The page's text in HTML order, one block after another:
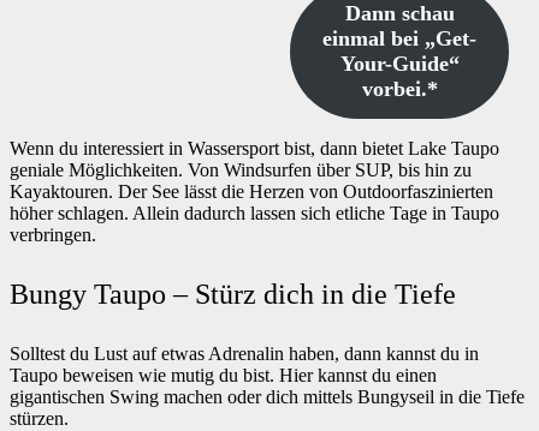
Dann schau
einmal bei „Get-
Your-Guide“
vorbei.*
Wenn du interessiert in Wassersport bist, dann bietet Lake Taupo
geniale Möglichkeiten. Von Windsurfen über SUP, bis hin zu
Kayaktouren. Der See lässt die Herzen von Outdoorfaszinierten
höher schlagen. Allein dadurch lassen sich etliche Tage in Taupo
verbringen.
Bungy Taupo – Stürz dich in die Tiefe
Solltest du Lust auf etwas Adrenalin haben, dann kannst du in
Taupo beweisen wie mutig du bist. Hier kannst du einen
gigantischen Swing machen oder dich mittels Bungyseil in die Tiefe
stürzen.